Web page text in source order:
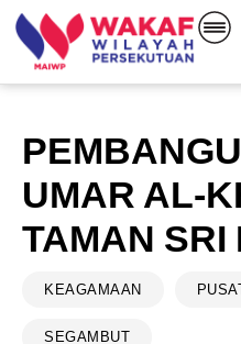
UMAR AL-
TAMAN SRI
KEAGAMAAN
SEGAMBUT